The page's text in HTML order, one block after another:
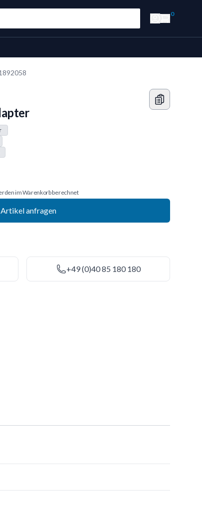
0
im Warenkorb berechnet
Artikel anfragen
+49 (0)40 85 180 180